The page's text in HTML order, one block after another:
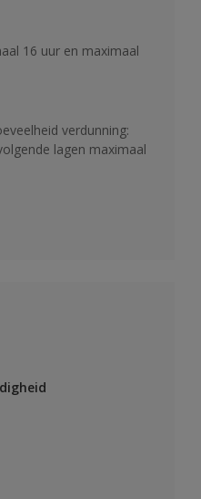
16 uur en maximaal
verdunning:
lagen maximaal